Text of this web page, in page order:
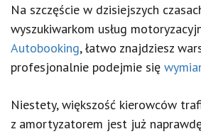
Na szczęście w dzisiejszych
wyszukiwarkom usług
Autobooking, łatwo znajdziesz
profesjonalnie podejmie się
Niestety, większość kierowców
z amortyzatorem jest już